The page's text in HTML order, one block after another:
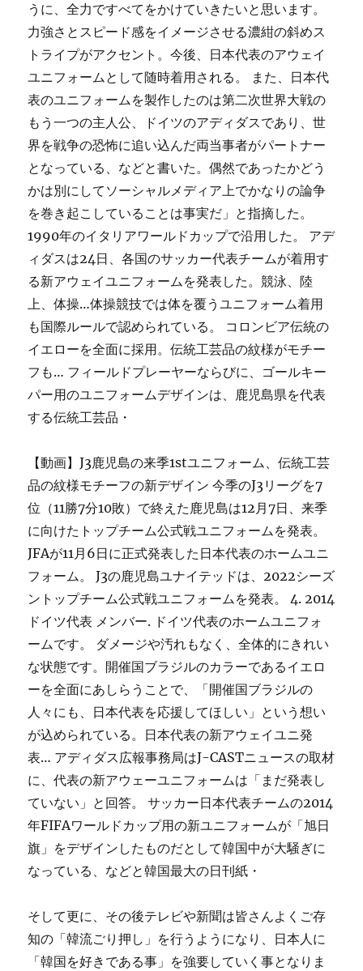
うに、全力ですべてをかけていきたいと思います。
力強さとスピード感をイメージさせる濃紺の斜めス
トライプがアクセント。今後、日本代表のアウェイ
ユニフォームとして随時着用される。 また、日本代
表のユニフォームを製作したのは第二次世界大戦の
もう一つの主人公、ドイツのアディダスであり、世
界を戦争の恐怖に追い込んだ両当事者がパートナー
となっている、などと書いた。偶然であったかどう
かは別にしてソーシャルメディア上でかなりの論争
を巻き起こしていることは事実だ」と指摘した。
1990年のイタリアワールドカップで沿用した。 アデ
ィダスは24日、各国のサッカー代表チームが着用す
る新アウェイユニフォームを発表した。競泳、陸
上、体操…体操競技では体を覆うユニフォーム着用
も国際ルールで認められている。 コロンビア伝統の
イエローを全面に採用。伝統工芸品の紋様がモチー
フも… フィールドプレーヤーならびに、ゴールキー
パー用のユニフォームデザインは、鹿児島県を代表
する伝統工芸品・
【動画】J3鹿児島の来季1stユニフォーム、伝統工芸
品の紋様モチーフの新デザイン 今季のJ3リーグを7
位（11勝7分10敗）で終えた鹿児島は12月7日、来季
に向けたトップチーム公式戦ユニフォームを発表。
JFAが11月6日に正式発表した日本代表のホームユニ
フォーム。 J3の鹿児島ユナイテッドは、2022シーズ
ントップチーム公式戦ユニフォームを発表。 4. 2014
ドイツ代表 メンバー. ドイツ代表のホームユニフォ
ームです。 ダメージや汚れもなく、全体的にきれい
な状態です。開催国ブラジルのカラーであるイエロ
ーを全面にあしらうことで、「開催国ブラジルの
人々にも、日本代表を応援してほしい」という想い
が込められている。日本代表の新アウェイユニ発
表… アディダス広報事務局はJ-CASTニュースの取材
に、代表の新アウェーユニフォームは「まだ発表し
ていない」と回答。 サッカー日本代表チームの2014
年FIFAワールドカップ用の新ユニフォームが「旭日
旗」をデザインしたものだとして韓国中が大騒ぎに
なっている、などと韓国最大の日刊紙・
そして更に、その後テレビや新聞は皆さんよくご存
知の「韓流ごり押し」を行うようになり、日本人に
「韓国を好きである事」を強要していく事となりま